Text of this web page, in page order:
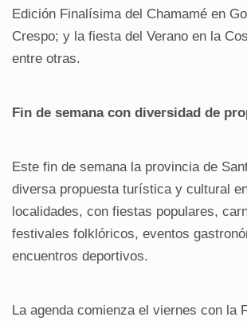
Edición Finalísima del Chamamé en
Crespo; y la fiesta del Verano en la
entre otras.
Fin de semana con diversidad de
Este fin de semana la provincia de
diversa propuesta turística y cultural
localidades, con fiestas populares,
festivales folklóricos, eventos
encuentros deportivos.
La agenda comienza el viernes con la